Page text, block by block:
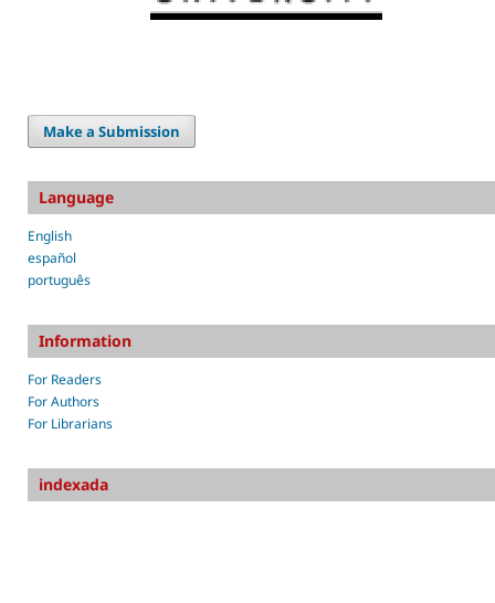
Make a Submission
Language
English
español
português
Information
For Readers
For Authors
For Librarians
indexada